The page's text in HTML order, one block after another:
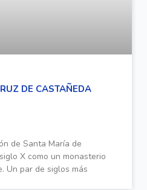
DE CASTAÑEDA
de Santa María de
X como un monasterio
Un par de siglos más